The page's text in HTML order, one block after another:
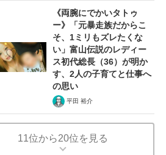
《両腕にでかいタトゥ
ー》「元暴走族だからこ
そ、1ミリもズレたくな
い」富山伝説のレディー
ス初代総長（36）が明か
す、2人の子育てと仕事へ
の思い
平田 裕介
11位から20位を見る